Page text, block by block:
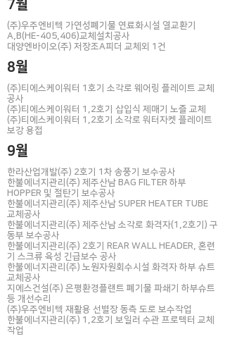
7월
(주)우주엔비텍 가연성폐기물 연료화시설 열교환기
A,B(HE-405,406)교체설치공사
​대양엔바이오(주) 저장조A피더 교체외 1건
8월
(주)티에스케이워터 1호기 소각로 웨어링 플레이트 교체
공사
(주)티에스케이워터 1,2호기 삽입식 제매기 노즐 교체
(주)티에스케이워터 1,2호기 소각로 워터자켓 플레이트
보강 용접
9월
한라산업개발(주) 2호기 1차 송풍기 보수공사
한불에너지관리(주) 제주산남 BAG FILTER 하부
HOPPER 및 절탄기 보수공사
한불에너지관리(주) 제주산남 SUPER HEATER TUBE
교체공사
한불에너지관리(주) 제주산남 소각로 화격자(1,2호기) 구
동부 보수공사
한불에너지관리(주) 2호기 REAR WALL HEADER, 혼련
기 스크류 육성 긴급보수 공사
한불에너지관리(주) 노원자원회수시설 화격자 하부 슈트
교체공사
지에스건설(주) 은평환경플랜트 폐기물 파쇄기 하부슈트
등 개선수리
(주)우주엔비텍 재활용 선별장 동측 도로 보수작업
​한불에너지관리(주) 1,2호기 보일러 수관 프로텍터 교체
작업